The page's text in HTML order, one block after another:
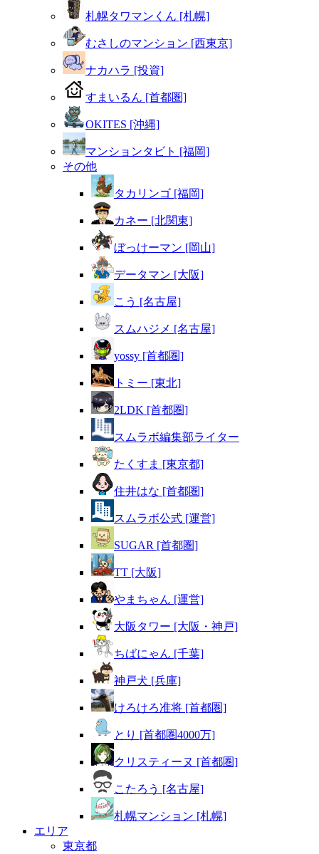
札幌タワマンくん [札幌]
むさしのマンション [西東京]
ナカハラ [投資]
すまいるん [首都圏]
OKITES [沖縄]
マンションタビト [福岡]
その他
タカリンゴ [福岡]
カネー [北関東]
ぼっけーマン [岡山]
データマン [大阪]
こう [名古屋]
スムハジメ [名古屋]
yossy [首都圏]
トミー [東北]
2LDK [首都圏]
スムラボ編集部ライター
たくすま [東京都]
住井はな [首都圏]
スムラボ公式 [運営]
SUGAR [首都圏]
TT [大阪]
やまちゃん [運営]
大阪タワー [大阪・神戸]
ちばにゃん [千葉]
神戸犬 [兵庫]
けろけろ准将 [首都圏]
とり [首都圏4000万]
クリスティーヌ [首都圏]
こたろう [名古屋]
札幌マンション [札幌]
エリア
東京都